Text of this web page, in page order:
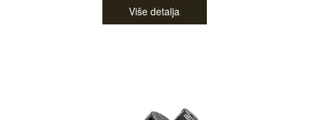
Više detalja